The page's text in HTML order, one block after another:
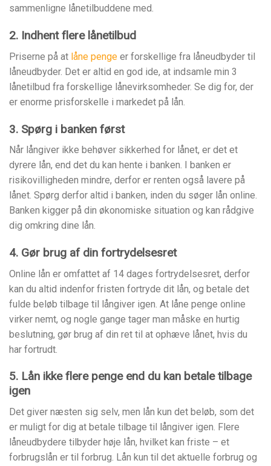
sammenligne lånetilbuddene med.
2. Indhent flere lånetilbud
Priserne på at låne penge er forskellige fra låneudbyder til
låneudbyder. Det er altid en god ide, at indsamle min 3
lånetilbud fra forskellige lånevirksomheder. Se dig for, der
er enorme prisforskelle i markedet på lån.
3. Spørg i banken først
Når långiver ikke behøver sikkerhed for lånet, er det et
dyrere lån, end det du kan hente i banken. I banken er
risikovilligheden mindre, derfor er renten også lavere på
lånet. Spørg derfor altid i banken, inden du søger lån online.
Banken kigger på din økonomiske situation og kan rådgive
dig omkring dine lån.
4. Gør brug af din fortrydelsesret
Online lån er omfattet af 14 dages fortrydelsesret, derfor
kan du altid indenfor fristen fortryde dit lån, og betale det
fulde beløb tilbage til långiver igen. At låne penge online
virker nemt, og nogle gange tager man måske en hurtig
beslutning, gør brug af din ret til at ophæve lånet, hvis du
har fortrudt.
5. Lån ikke flere penge end du kan betale tilbage
igen
Det giver næsten sig selv, men lån kun det beløb, som det
er muligt for dig at betale tilbage til långiver igen. Flere
låneudbydere tilbyder høje lån, hvilket kan friste – et
forbrugslån er til forbrug. Lån kun til det aktuelle forbrug og